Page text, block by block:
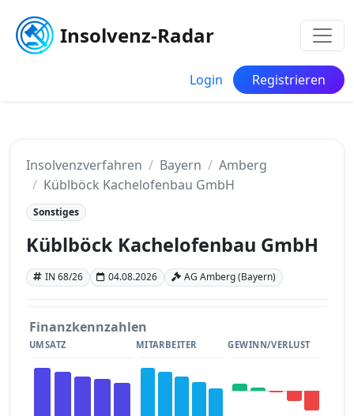
Insolvenz-Radar
Login Registrieren
Insolvenzverfahren Bayern
Amberg
Küblböck Kachelofenbau GmbH
Sonstiges
Küblböck Kachelofenbau GmbH
IN 68/26 04.08.2026 AG Amberg (Bayern)
Finanzkennzahlen
UMSATZ MITARBEITER GEWINN/VERLUST